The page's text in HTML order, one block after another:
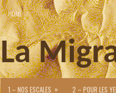
HOME
La
1 – NOS ESCALES » 2 – POUR LES